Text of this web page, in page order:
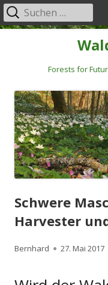
Forests for
Primäres
Schwere
Harvester
Autor
Bernhard
Veröffentlicht
27. Mai 2017